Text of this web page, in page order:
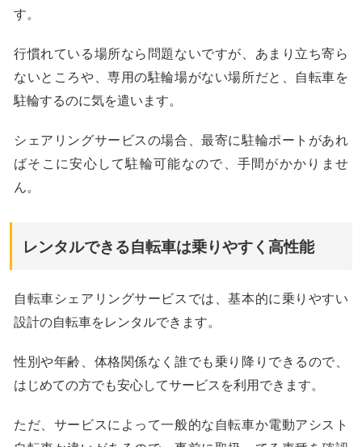
す。
行慣れている場所なら問題ないですが、あまり立ち寄ら
ないところや、専用の駐輪場がない場所だと、自転車を
駐輪するのに気を遣います。
シェアリングサービスの場合、最寄に駐輪ポートがあれ
ばそこに安心して駐輪可能なので、手間がかかりませ
ん。
レンタルできる自転車は乗りやすく高性能
自転車シェアリングサービスでは、基本的に乗りやすい
設計の自転車をレンタルできます。
性別や年齢、体格関係なく誰でも乗り降りできるので、
はじめての方でも安心してサービスを利用できます。
ただ、サービスによって一般的な自転車か電動アシスト